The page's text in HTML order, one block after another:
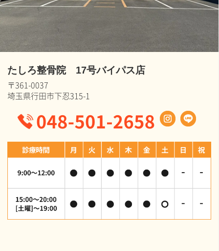
たしろ整骨院 17号バイパス店
〒361-0037
埼玉県行田市下忍315-1